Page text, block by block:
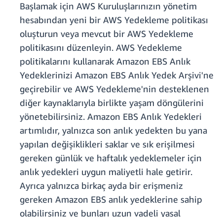
Başlamak için AWS Kuruluşlarınızın yönetim
hesabından yeni bir AWS Yedekleme politikası
oluşturun veya mevcut bir AWS Yedekleme
politikasını düzenleyin. AWS Yedekleme
politikalarını kullanarak Amazon EBS Anlık
Yedeklerinizi Amazon EBS Anlık Yedek Arşivi'ne
geçirebilir ve AWS Yedekleme'nin desteklenen
diğer kaynaklarıyla birlikte yaşam döngülerini
yönetebilirsiniz. Amazon EBS Anlık Yedekleri
artımlıdır, yalnızca son anlık yedekten bu yana
yapılan değişiklikleri saklar ve sık erişilmesi
gereken günlük ve haftalık yedeklemeler için
anlık yedekleri uygun maliyetli hale getirir.
Ayrıca yalnızca birkaç ayda bir erişmeniz
gereken Amazon EBS anlık yedeklerine sahip
olabilirsiniz ve bunları uzun vadeli yasal